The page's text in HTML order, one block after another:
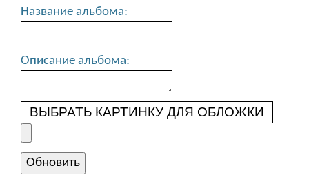
Название альбома:
Описание альбома:
ВЫБРАТЬ КАРТИНКУ ДЛЯ ОБЛОЖКИ